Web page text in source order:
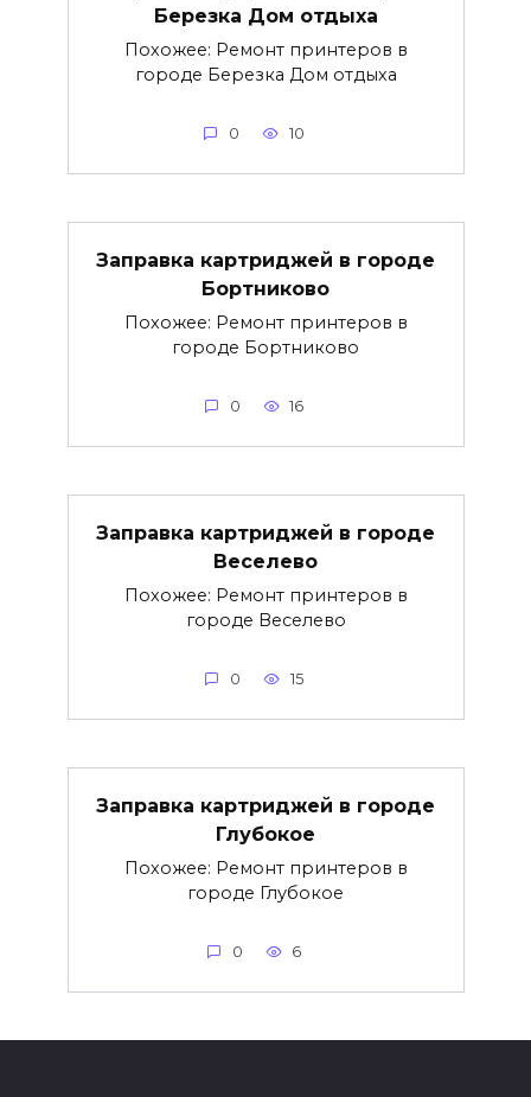
Березка Дом отдыха
Похожее: Ремонт принтеров в
городе Березка Дом отдыха
0 10
Заправка картриджей в городе
Бортниково
Похожее: Ремонт принтеров в
городе Бортниково
0 16
Заправка картриджей в городе
Веселево
Похожее: Ремонт принтеров в
городе Веселево
0 15
Заправка картриджей в городе
Глубокое
Похожее: Ремонт принтеров в
городе Глубокое
0 6